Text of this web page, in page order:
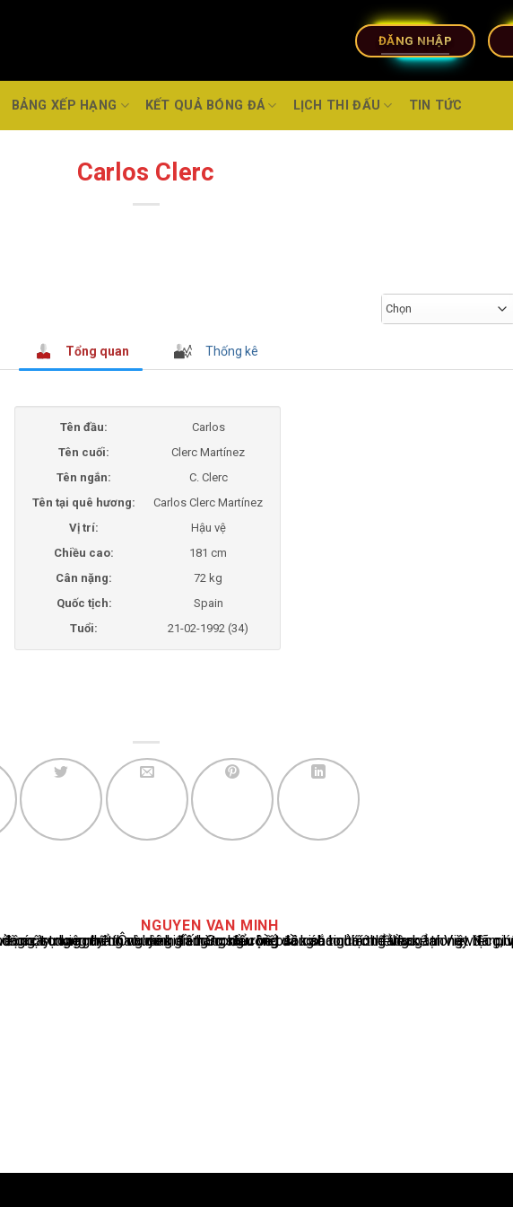
ĐĂNG NHẬP
BẢNG XẾP HẠNG KẾT QUẢ BÓNG ĐÁ LỊCH THI ĐẤU TIN TỨC
Carlos Clerc
Chọn
Tổng quan Thống kê
Tên đầu:
Carlos
Tên cuối:
Clerc Martínez
Tên ngắn:
C. Clerc
Tên tại quê hương:
Carlos Clerc Martínez
Vị trí:
Hậu vệ
Chiều cao:
181 cm
Cân nặng:
72 kg
Quốc tịch:
Spain
Tuổi:
21-02-1992 (34)
NGUYEN VAN MINH
Nguyễn Văn Minh là một trong những chuyên gia hàng đầu về báo cáo tin tức thể thao tại Việt Nam, với hơn 10 năm hoạt động trong ngành. Ông có kiến thức sâu rộng và kinh nghiệm đáng kể trong việc phân tích và báo cáo về các sự kiện thể thao hàng đầu. Sự hiểu biết sâu sắc của ông về ngành này đã giúp ông xây dựng uy tín và danh tiếng trong cộng đồng báo chí thể thao.